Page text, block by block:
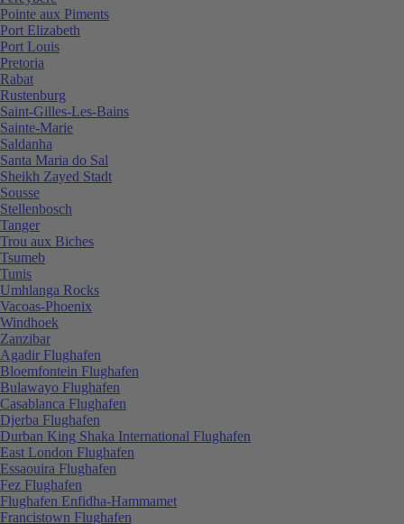
Pointe aux Piments
Port Elizabeth
Port Louis
Pretoria
Rabat
Rustenburg
Saint-Gilles-Les-Bains
Sainte-Marie
Saldanha
Santa Maria do Sal
Sheikh Zayed Stadt
Sousse
Stellenbosch
Tanger
Trou aux Biches
Tsumeb
Tunis
Umhlanga Rocks
Vacoas-Phoenix
Windhoek
Zanzibar
Agadir Flughafen
Bloemfontein Flughafen
Bulawayo Flughafen
Casablanca Flughafen
Djerba Flughafen
Durban King Shaka International Flughafen
East London Flughafen
Essaouira Flughafen
Fez Flughafen
Flughafen Enfidha-Hammamet
Francistown Flughafen